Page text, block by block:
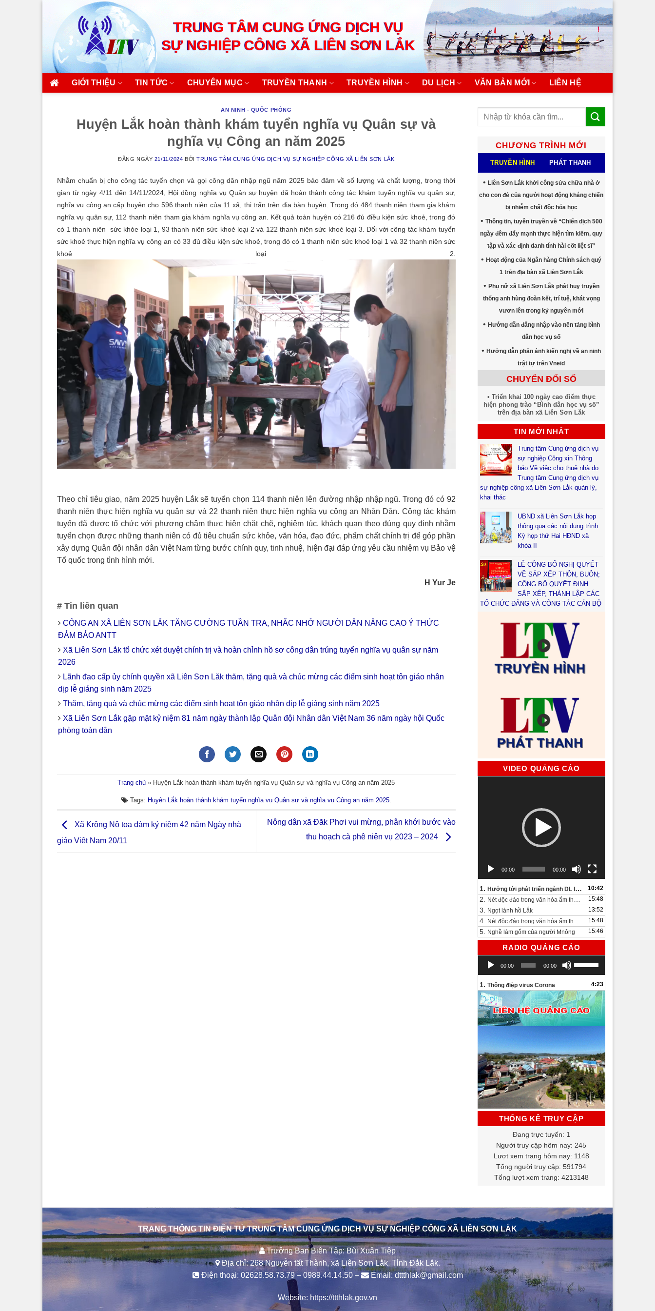
content
TRUNG TÂM CUNG ỨNG DỊCH VỤ
SỰ NGHIỆP CÔNG XÃ LIÊN SƠN LẮK
GIỚI THIỆU TIN TỨC CHUYÊN MỤC TRUYỀN THANH TRUYỀN HÌNH DU LỊCH VĂN BẢN MỚI LIÊN HỆ
AN NINH - QUỐC PHÒNG
Huyện Lắk hoàn thành khám tuyển nghĩa vụ Quân sự và
nghĩa vụ Công an năm 2025
ĐĂNG NGÀY 21/11/2024 BỞITRUNG TÂM CUNG ỨNG DỊCH VỤ SỰ NGHIỆP CÔNG XÃ LIÊN SƠN LẮK
Nhằm chuẩn bị cho công tác tuyển chọn và gọi công dân nhập ngũ năm 2025 bảo đảm về số lượng và chất lượng, trong thời
gian từ ngày 4/11 đến 14/11/2024, Hội đồng nghĩa vụ Quân sự huyện đã hoàn thành công tác khám tuyển nghĩa vụ quân sự,
nghĩa vụ công an cấp huyện cho 596 thanh niên của 11 xã, thị trấn trên địa bàn huyện. Trong đó 484 thanh niên tham gia khám
nghĩa vụ quân sự, 112 thanh niên tham gia khám nghĩa vụ công an. Kết quả toàn huyện có 216 đủ điều kiện sức khoẻ, trong đó
có 1 thanh niên sức khỏe loại 1, 93 thanh niên sức khoẻ loại 2 và 122 thanh niên sức khoẻ loại 3. Đối với công tác khám tuyển
sức khoẻ thực hiện nghĩa vụ công an có 33 đủ điều kiện sức khoẻ, trong đó có 1 thanh niên sức khoẻ loại 1 và 32 thanh niên sức
khoẻ loại 2.
Theo chỉ tiêu giao, năm 2025 huyện Lắk sẽ tuyển chọn 114 thanh niên lên đường nhập nhập ngũ. Trong đó có 92
thanh niên thực hiện nghĩa vụ quân sự và 22 thanh niên thực hiện nghĩa vụ công an Nhân Dân. Công tác khám
tuyển đã được tổ chức với phương châm thực hiện chặt chẽ, nghiêm túc, khách quan theo đúng quy định nhằm
tuyển chọn được những thanh niên có đủ tiêu chuẩn sức khỏe, văn hóa, đạo đức, phẩm chất chính trị để góp phần
xây dựng Quân đội nhân dân Việt Nam từng bước chính quy, tinh nhuệ, hiện đại đáp ứng yêu cầu nhiệm vụ Bảo vệ
Tổ quốc trong tình hình mới.
H Yur Je
# Tin liên quan
CÔNG AN XÃ LIÊN SƠN LẮK TĂNG CƯỜNG TUẦN TRA, NHẮC NHỞ NGƯỜI DÂN NÂNG CAO Ý THỨC
ĐẢM BẢO ANTT
Xã Liên Sơn Lắk tổ chức xét duyệt chính trị và hoàn chỉnh hồ sơ công dân trúng tuyển nghĩa vụ quân sự năm
2026
Lãnh đạo cấp ủy chính quyền xã Liên Sơn Lăk thăm, tặng quà và chúc mừng các điểm sinh hoạt tôn giáo nhân
dịp lễ giáng sinh năm 2025
Thăm, tặng quà và chúc mừng các điểm sinh hoạt tôn giáo nhân dịp lễ giáng sinh năm 2025
Xã Liên Sơn Lắk gặp mặt kỷ niệm 81 năm ngày thành lập Quân đội Nhân dân Việt Nam 36 năm ngày hội Quốc
phòng toàn dân
Trang chủ » Huyện Lắk hoàn thành khám tuyển nghĩa vụ Quân sự và nghĩa vụ Công an năm 2025
Tags: Huyện Lắk hoàn thành khám tuyển nghĩa vụ Quân sự và nghĩa vụ Công an năm 2025.
Xã Krông Nô toạ đàm kỷ niệm 42 năm Ngày nhà
giáo Việt Nam 20/11
Nông dân xã Đăk Phơi vui mừng, phân khới bước vào
thu hoạch cà phê niên vụ 2023 – 2024
CHƯƠNG TRÌNH MỚI
TRUYỀN HÌNH PHÁT THANH
Liên Sơn Lắk khởi công sửa chữa nhà ở
cho con đẻ của người hoạt động kháng chiến
bị nhiễm chất độc hóa học
Thông tin, tuyên truyền về “Chiến dịch 500
ngày đêm đẩy mạnh thực hiện tìm kiếm, quy
tập và xác định danh tính hài cốt liệt sĩ”
Hoạt động của Ngân hàng Chính sách quý
1 trên địa bàn xã Liên Sơn Lắk
Phụ nữ xã Liên Sơn Lắk phát huy truyền
thống anh hùng đoàn kết, trí tuệ, khát vọng
vươn lên trong kỷ nguyên mới
Hướng dẫn đăng nhập vào nền tảng bình
dân học vụ số
Hướng dẫn phản ánh kiến nghị về an ninh
trật tự trên Vneid
CHUYỂN ĐỔI SỐ
Triển khai 100 ngày cao điểm thực
hiện phong trào “Bình dân học vụ số”
trên địa bàn xã Liên Sơn Lăk
TIN MỚI NHẤT
Trung tâm Cung ứng dịch vụ
sự nghiệp Công xin Thông
báo Về việc cho thuê nhà do
Trung tâm Cung ứng dịch vụ
sự nghiệp công xã Liên Sơn Lắk quản lý,
khai thác
UBND xã Liên Sơn Lắk họp
thông qua các nội dung trình
Kỳ họp thứ Hai HĐND xã
khóa II
LỄ CÔNG BỐ NGHỊ QUYẾT
VỀ SẮP XẾP THÔN, BUÔN;
CÔNG BỐ QUYẾT ĐỊNH
SẮP XẾP, THÀNH LẬP CÁC
TỔ CHỨC ĐẢNG VÀ CÔNG TÁC CÁN BỘ
VIDEO QUẢNG CÁO
00:00 00:00
1. Hướng tới phát triển ngành DL lâu dài và bền vững 10:42
2. Nét độc đáo trong văn hóa ẩm thực bên bờ hồ Lắk. 15:48
3. Ngọt lành hồ Lắk 13:52
4. Nét độc đáo trong văn hóa ẩm thực bên bờ hồ Lắk 15:48
5. Nghề làm gốm của người Mnông 15:46
RADIO QUẢNG CÁO
Trình
chơi
00:00 00:00
phím
mũi
tên
Lên/Xuống
tăng
hoặc
giảm
âm
lượng.
1. Thông điệp virus Corona 4:23
THỐNG KÊ TRUY CẬP
Đang trực tuyến: 1
Người truy cập hôm nay: 245
Lượt xem trang hôm nay: 1148
Tổng người truy cập: 591794
Tổng lượt xem trang: 4213148
TRANG THÔNG TIN ĐIỆN TỬ TRUNG TÂM CUNG ỨNG DỊCH VỤ SỰ NGHIỆP CÔNG XÃ LIÊN SƠN LẮK
Trưởng Ban Biên Tập: Bùi Xuân Tiệp
Địa chỉ: 268 Nguyễn tất Thành, xã Liên Sơn Lắk, Tỉnh Đắk Lắk.
Điện thoại: 02628.58.73.79– 0989.44.14.50– Email:dttthlak@gmail.com
Website: https://ttthlak.gov.vn